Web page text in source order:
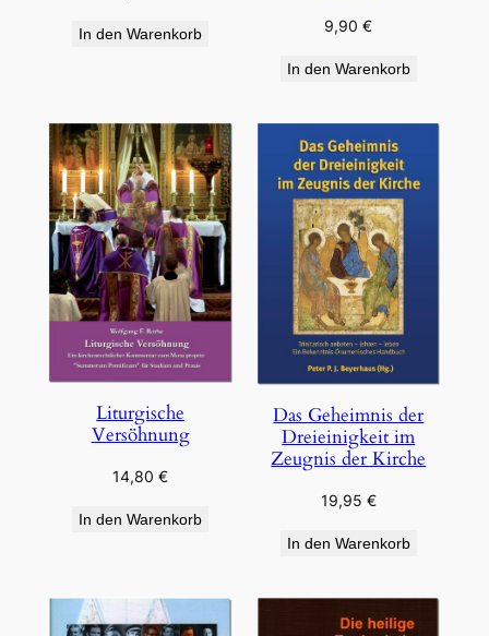
In den Warenkorb 9,90€
In den Warenkorb
Liturgische
Versöhnung
14,80€
In den Warenkorb
Das Geheimnis der
Dreieinigkeit im
Zeugnis der Kirche
19,95 €
In den Warenkorb